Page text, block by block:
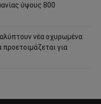
ύψους 800
νέα οχυρωμένα
για